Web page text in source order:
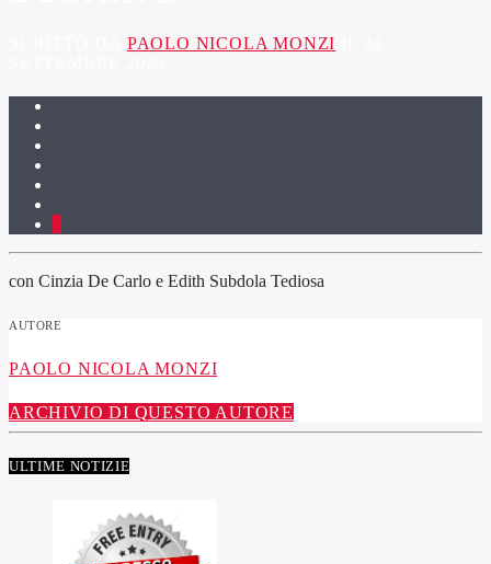
PAOLO NICOLA MONZI
con Cinzia De Carlo e Edith Subdola Tediosa
AUTORE
PAOLO NICOLA MONZI
ARCHIVIO DI QUESTO AUTORE
ULTIME NOTIZIE